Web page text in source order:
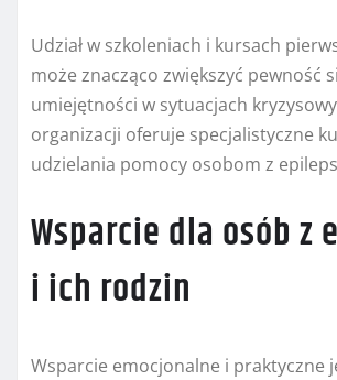
Udział w szkoleniach i kursach
może znacząco zwiększyć pewność
umiejętności w sytuacjach
organizacji oferuje specjalistyczne
udzielania pomocy osobom z
Wsparcie dla osób z
i ich rodzin
Wsparcie emocjonalne i praktyczne